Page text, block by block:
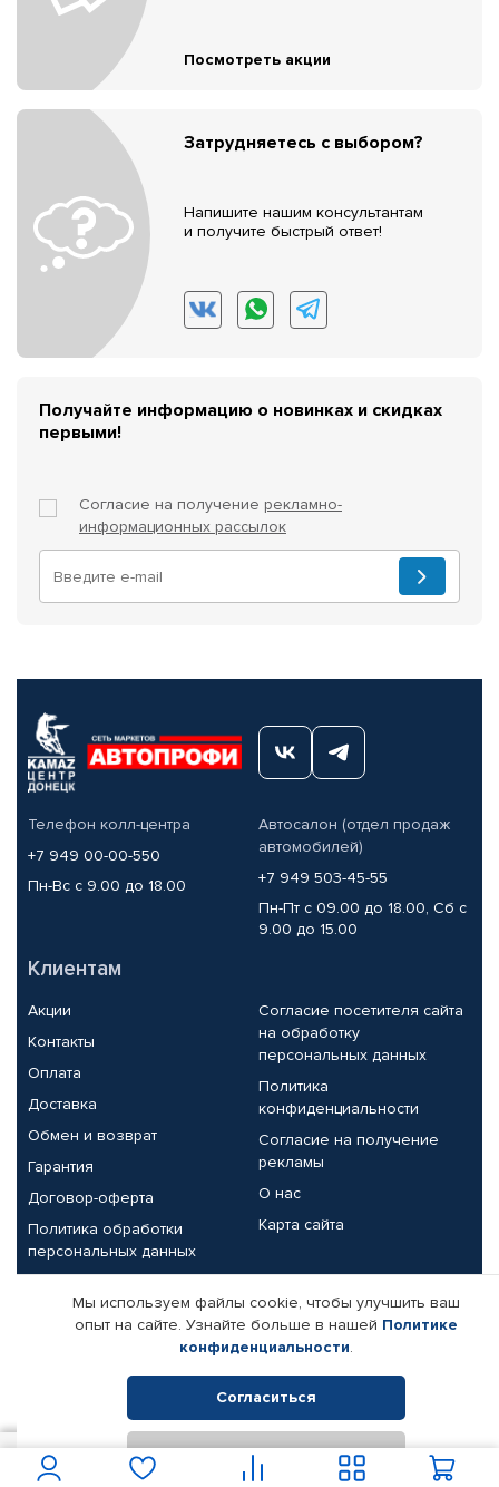
Посмотреть акции
Затрудняетесь с выбором?
Напишите нашим консультантам
и получите быстрый ответ!
Получайте информацию о новинках и скидках
первыми!
Согласие на получение рекламно-
информационных рассылок
Телефон колл-центра
+7 949 00-00-550
Пн-Вс с 9.00 до 18.00
Автосалон (отдел продаж
автомобилей)
+7 949 503-45-55
Пн-Пт с 09.00 до 18.00, Сб с
9.00 до 15.00
Клиентам
Акции
Контакты
Оплата
Доставка
Обмен и возврат
Гарантия
Договор-оферта
Политика обработки
персональных данных
Согласие посетителя сайта
на обработку
персональных данных
Политика
конфиденциальности
Согласие на получение
рекламы
О нас
Карта сайта
Партнерам
Корпоративным клиентам
Поставщикам
Реквизиты компании
© КАМАЗ ЦЕНТР ДОНЕЦК, 2015-2026. Все права защищены.
Интернет-магазин автомобильных товаров Автопрофи.
Мы используем файлы cookie, чтобы улучшить ваш
опыт на сайте. Узнайте больше в нашей Политике
конфиденциальности.
Согласиться
Отклонить
В корзину